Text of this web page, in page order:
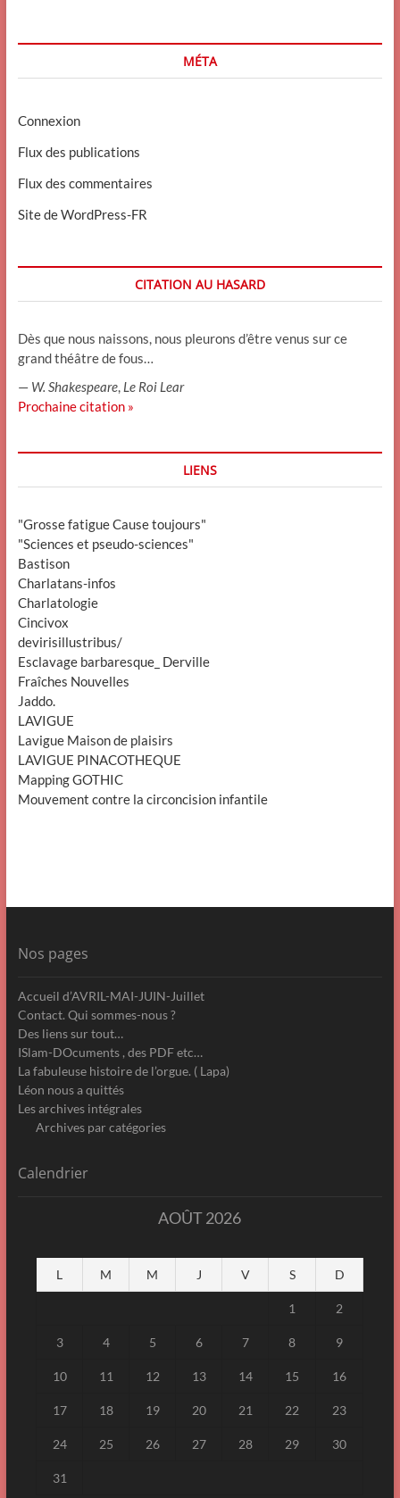
MÉTA
Connexion
Flux des publications
Flux des commentaires
Site de WordPress-FR
CITATION AU HASARD
Dès que nous naissons, nous pleurons d’être venus sur ce
grand théâtre de fous…
— W. Shakespeare, Le Roi Lear
Prochaine citation »
LIENS
"Grosse fatigue Cause toujours"
"Sciences et pseudo-sciences"
Bastison
Charlatans-infos
Charlatologie
Cincivox
devirisillustribus/
Esclavage barbaresque_ Derville
Fraîches Nouvelles
Jaddo.
LAVIGUE
Lavigue Maison de plaisirs
LAVIGUE PINACOTHEQUE
Mapping GOTHIC
Mouvement contre la circoncision infantile
Nos pages
Accueil d’AVRIL-MAI-JUIN-Juillet
Contact. Qui sommes-nous ?
Des liens sur tout…
ISlam-DOcuments , des PDF etc…
La fabuleuse histoire de l’orgue. ( Lapa)
Léon nous a quittés
Les archives intégrales
Archives par catégories
Calendrier
AOÛT 2026
L M M J V S D
1 2
3 4 5 6 7 8 9
10 11 12 13 14 15 16
17 18 19 20 21 22 23
24 25 26 27 28 29 30
31